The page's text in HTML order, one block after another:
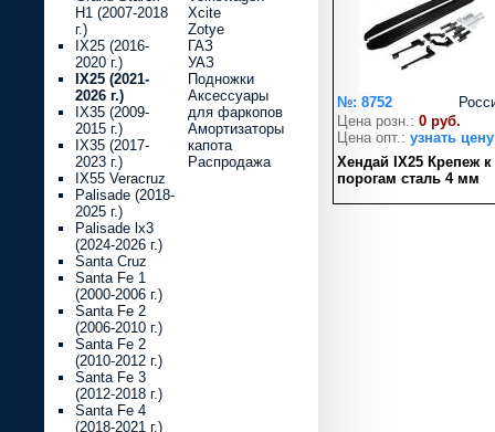
№: 8752
Цена розн.: 0 руб.
Цена опт.: узнать цену
Хендай IX25 Крепеж к
порогам сталь 4 мм
H1 (2007-2018
г.)
IX25 (2016-
2020 г.)
IX25 (2021-
2026 г.)
IX35 (2009-
2015 г.)
IX35 (2017-
2023 г.)
IX55 Veracruz
Palisade (2018-
2025 г.)
Palisade lx3
(2024-2026 г.)
Santa Cruz
Santa Fe 1
(2000-2006 г.)
Santa Fe 2
(2006-2010 г.)
Santa Fe 2
(2010-2012 г.)
Santa Fe 3
(2012-2018 г.)
Santa Fe 4
(2018-2021 г.)
Xcite
Zotye
ГАЗ
УАЗ
Подножки
Аксессуары
для фаркопов
Амортизаторы
капота
Распродажа